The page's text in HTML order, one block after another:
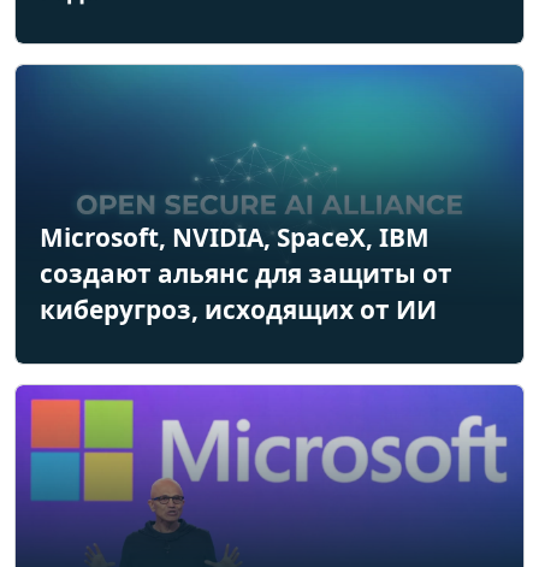
Microsoft, NVIDIA, SpaceX, IBM
создают альянс для защиты от
киберугроз, исходящих от ИИ